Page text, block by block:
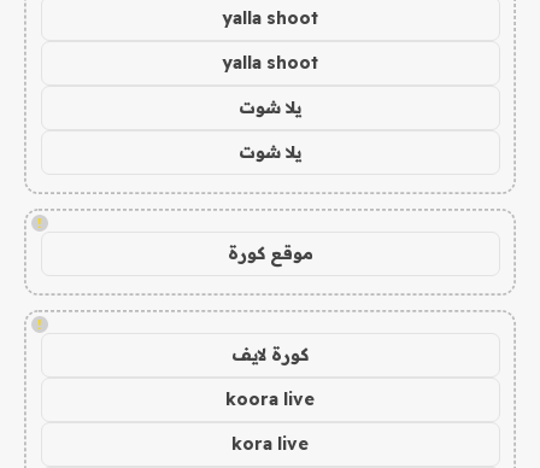
yalla shoot
yalla shoot
يلا شوت
يلا شوت
!
موقع كورة
!
كورة لايف
koora live
kora live